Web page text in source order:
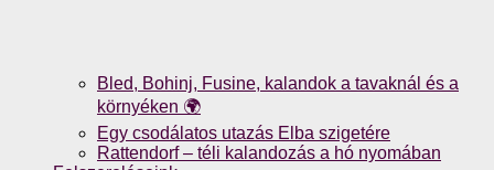
Bled, Bohinj, Fusine, kalandok a tavaknál és a
környéken 🌍
Egy csodálatos utazás Elba szigetére
Rattendorf – téli kalandozás a hó nyomában